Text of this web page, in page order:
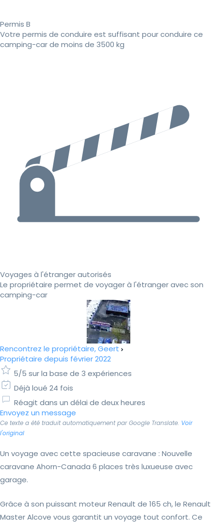
Permis B
Votre permis de conduire est suffisant pour conduire ce
camping-car de moins de 3500 kg
Voyages à l'étranger autorisés
Le propriétaire permet de voyager à l'étranger avec son
camping-car
Rencontrez le propriétaire, Geert
Propriétaire depuis février 2022
5/5 sur la base de 3 expériences
Déjà loué 24 fois
Réagit dans un délai de deux heures
Envoyez un message
Ce texte a été traduit automatiquement par Google Translate. Voir
l'original
Un voyage avec cette spacieuse caravane : Nouvelle
caravane Ahorn-Canada 6 places très luxueuse avec
garage.
Grâce à son puissant moteur Renault de 165 ch, le Renault
Master Alcove vous garantit un voyage tout confort. Ce